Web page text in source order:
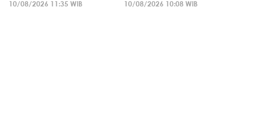
10/08/2026 11:35 WIB 10/08/2026 10:08 WIB